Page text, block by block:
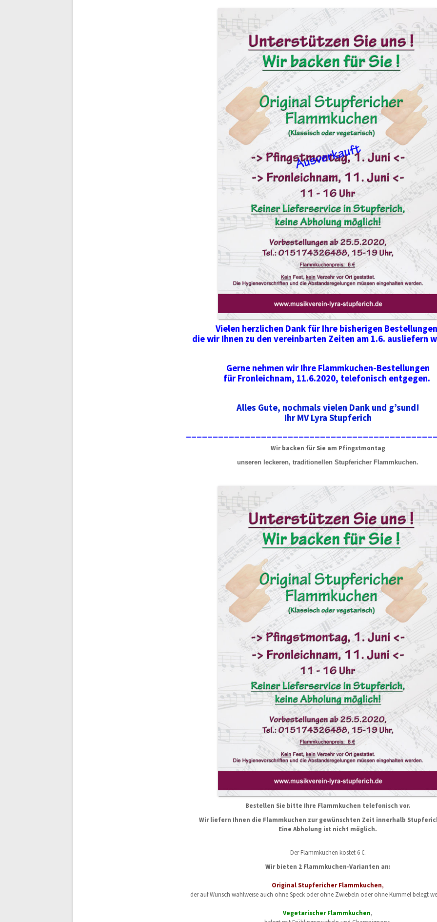
Vielen herzlichen Dank für Ihre bisherigen
die wir Ihnen zu den vereinbarten Zeiten am 1.6. ausliefern
Gerne nehmen wir Ihre Flammkuchen-Bestellungen
für Fronleichnam, 11.6.2020, telefonisch entgegen.
Alles Gute, nochmals vielen Dank und g’sund!
Ihr MV Lyra Stupferich
Wir backen für Sie am Pfingstmontag
unseren leckeren, traditionellen Stupfericher Flammkuchen.
Bestellen Sie bitte Ihre Flammkuchen telefonisch vor.
Wir liefern Ihnen die Flammkuchen zur gewünschten Zeit innerhalb
Eine Abholung ist nicht möglich.
Der Flammkuchen kostet 6 €.
Wir bieten 2 Flammkuchen-Varianten an:
Original Stupfericher Flammkuchen,
der auf Wunsch wahlweise auch ohne Speck oder ohne Zwiebeln oder ohne Kümmel belegt
Vegetarischer Flammkuchen,